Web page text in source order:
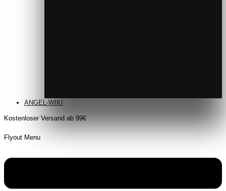
ANGEL-WIKI
Kostenloser Versand ab 99€
Flyout Menu